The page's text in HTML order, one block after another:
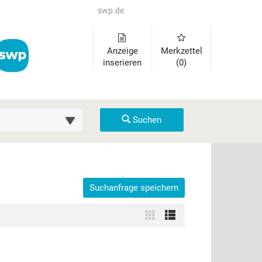
swp.de
Anzeige
inserieren
Merkzettel
(0)
(km)
Suchen
auszuklappen und Links zu öffnen. Mit Pfeil rechts klappen
Suchanfrage speichern